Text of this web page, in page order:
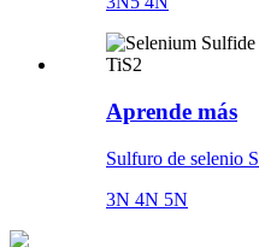
Aprende más
Sulfuro de selenio
3N 4N 5N